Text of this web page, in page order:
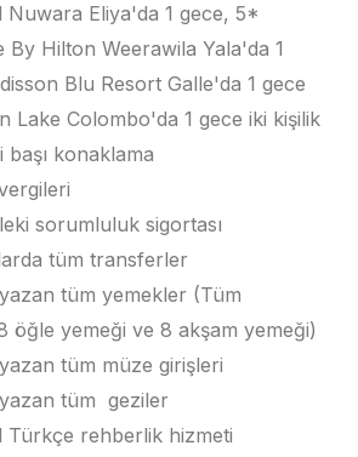
Nuwara Eliya'da 1 gece, 5*
By Hilton Weerawila Yala'da 1
Blu Resort Galle'da 1 gece
Lake Colombo'da 1 gece iki kişilik
başı konaklama
sorumluluk sigortası
tüm transferler
tüm yemekler (Tüm
öğle yemeği ve 8 akşam yemeği)
tüm müze girişleri
tüm geziler
Türkçe rehberlik hizmeti